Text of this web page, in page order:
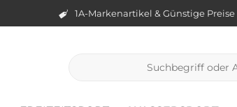
1A-Markenartikel & Günstige Preise